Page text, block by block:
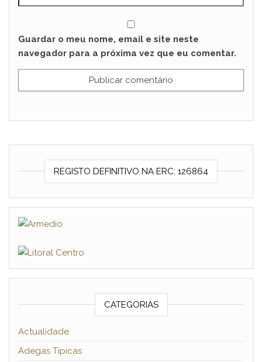
Guardar o meu nome, email e site neste
navegador para a próxima vez que eu comentar.
REGISTO DEFINITIVO NA ERC: 126864
CATEGORIAS
Actualidade
Adegas Típicas